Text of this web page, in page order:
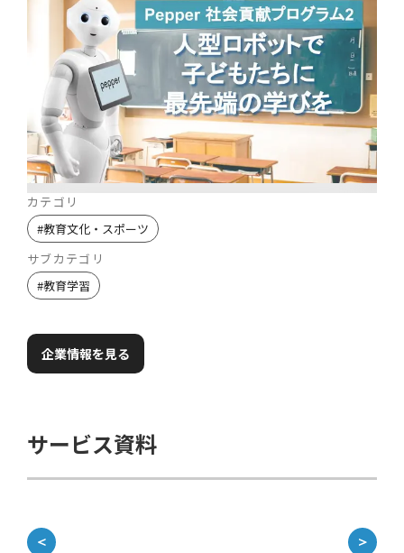
カテゴリ
#教育文化・スポーツ
サブカテゴリ
#教育学習
企業情報を見る
サービス資料
＜ ＞